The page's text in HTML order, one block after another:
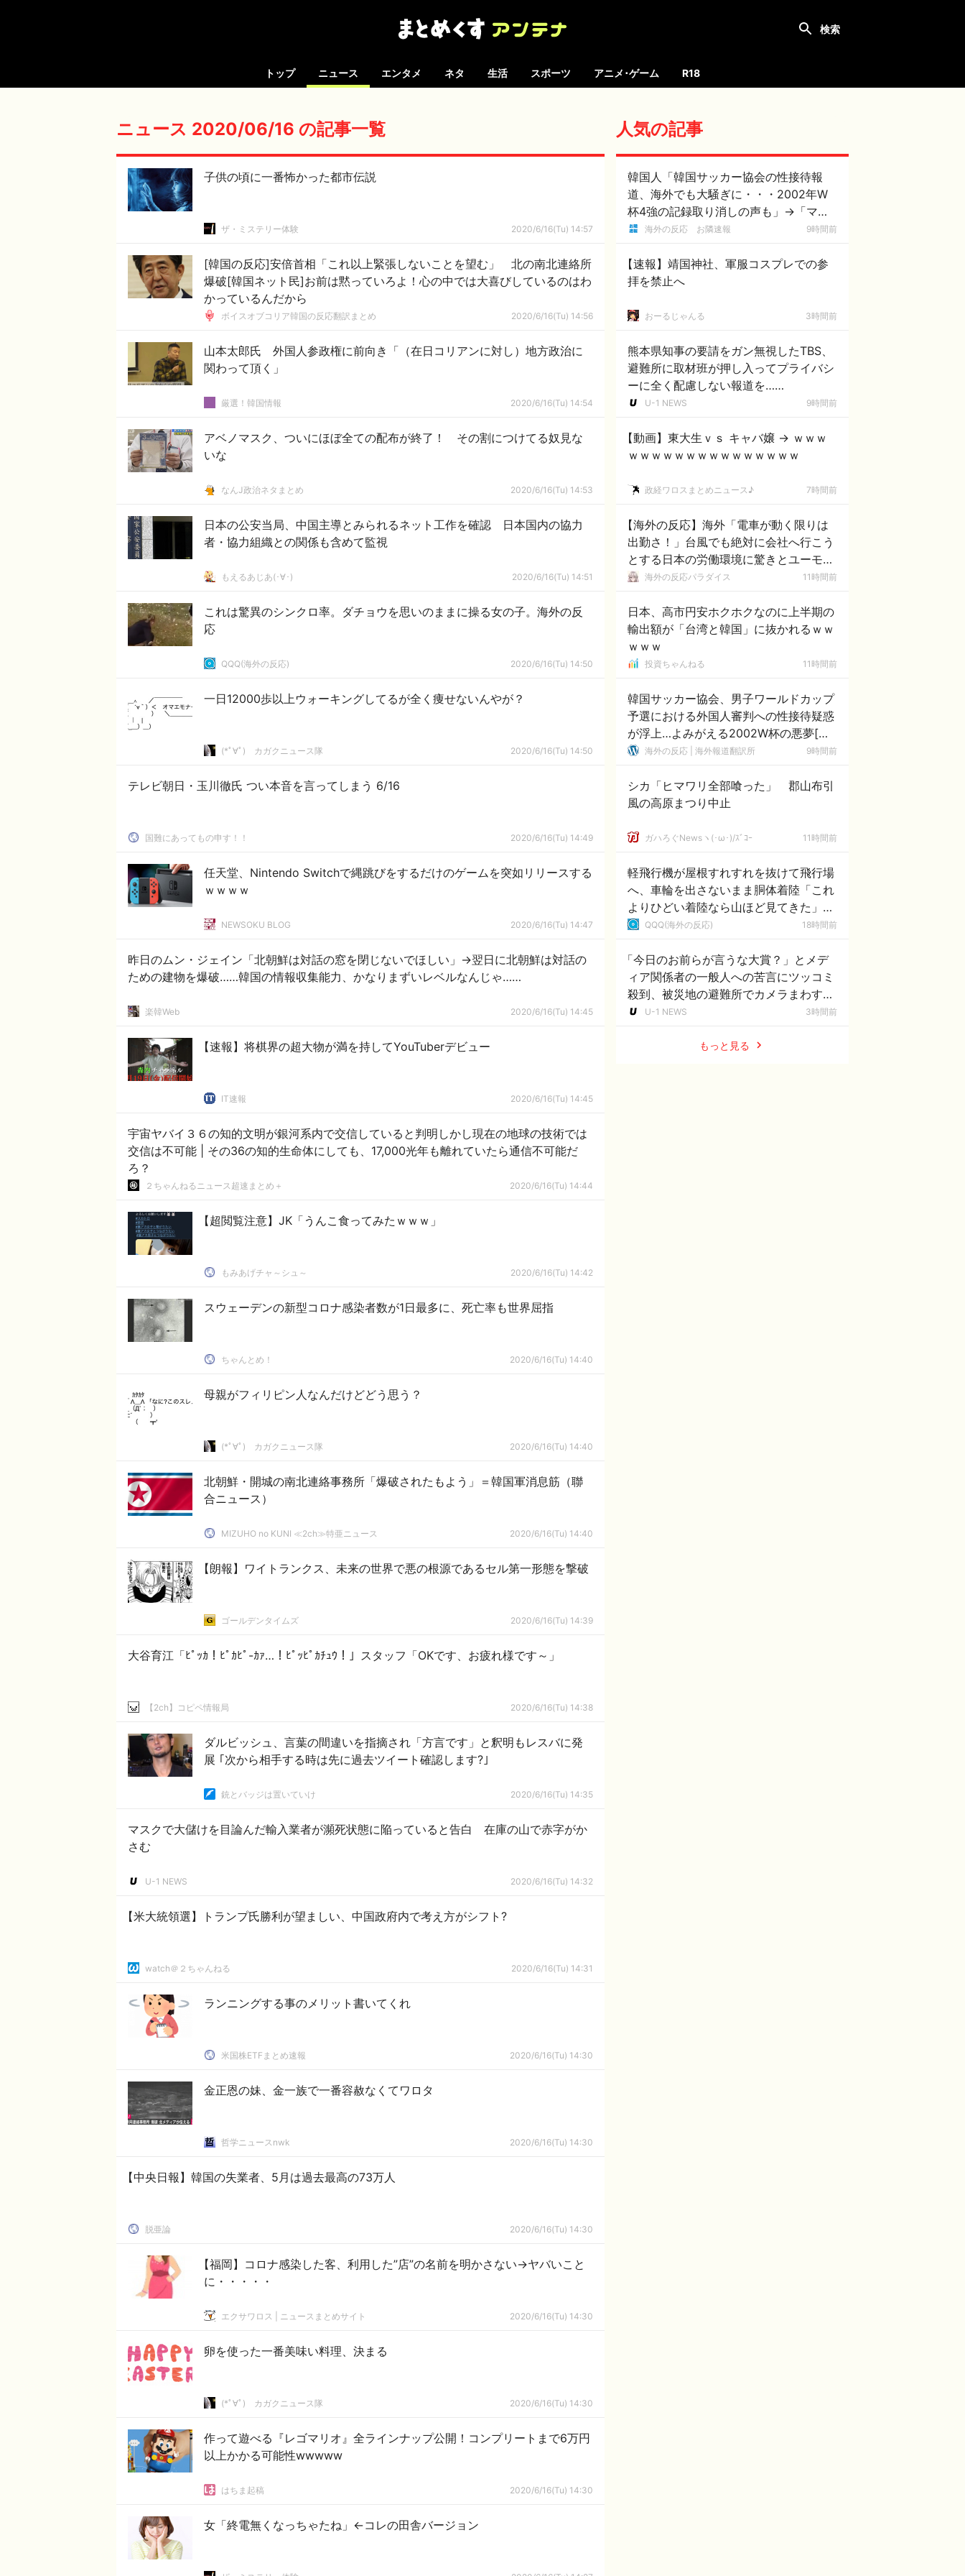
トップ ニュース エンタメ ネタ 生活 スポーツ アニメ･ゲーム R18
ニュース 2020/06/16 の記事一覧
子供の頃に一番怖かった都市伝説
ザ・ミステリー体験 2020/6/16(Tu) 14:57
[韓国の反応]安倍首相「これ以上緊張しないことを望む」 北の南北連絡所
爆破[韓国ネット民]お前は黙っていろよ！心の中では大喜びしているのはわ
かっているんだから
ボイスオブコリア韓国の反応翻訳まとめ 2020/6/16(Tu) 14:56
山本太郎氏 外国人参政権に前向き「（在日コリアンに対し）地方政治に
関わって頂く」
厳選！韓国情報 2020/6/16(Tu) 14:54
アベノマスク、ついにほぼ全ての配布が終了！ その割につけてる奴見な
いな
なんJ政治ネタまとめ 2020/6/16(Tu) 14:53
日本の公安当局、中国主導とみられるネット工作を確認 日本国内の協力
者・協力組織との関係も含めて監視
もえるあじあ(･∀･) 2020/6/16(Tu) 14:51
これは驚異のシンクロ率。ダチョウを思いのままに操る女の子。海外の反
応
QQQ(海外の反応) 2020/6/16(Tu) 14:50
一日12000歩以上ウォーキングしてるが全く痩せないんやが？
(*ﾟ∀ﾟ)ゞカガクニュース隊 2020/6/16(Tu) 14:50
テレビ朝日・玉川徹氏 つい本音を言ってしまう 6/16
国難にあってもの申す！！ 2020/6/16(Tu) 14:49
任天堂、Nintendo Switchで縄跳びをするだけのゲームを突如リリースする
ｗｗｗｗ
NEWSOKU BLOG 2020/6/16(Tu) 14:47
昨日のムン・ジェイン「北朝鮮は対話の窓を閉じないでほしい」→翌日に北朝鮮は対話の
ための建物を爆破……韓国の情報収集能力、かなりまずいレベルなんじゃ……
楽韓Web 2020/6/16(Tu) 14:45
【速報】将棋界の超大物が満を持してYouTuberデビュー
IT速報 2020/6/16(Tu) 14:45
宇宙ヤバイ３６の知的文明が銀河系内で交信していると判明しかし現在の地球の技術では
交信は不可能 | その36の知的生命体にしても、17,000光年も離れていたら通信不可能だ
ろ？
２ちゃんねるニュース超速まとめ＋ 2020/6/16(Tu) 14:44
【超閲覧注意】JK「うんこ食ってみたｗｗｗ」
もみあげチャ～シュ～ 2020/6/16(Tu) 14:42
スウェーデンの新型コロナ感染者数が1日最多に、死亡率も世界屈指
ちゃんとめ！ 2020/6/16(Tu) 14:40
母親がフィリピン人なんだけどどう思う？
(*ﾟ∀ﾟ)ゞカガクニュース隊 2020/6/16(Tu) 14:40
北朝鮮・開城の南北連絡事務所「爆破されたもよう」＝韓国軍消息筋（聯
合ニュース）
MIZUHO no KUNI ≪2ch≫特亜ニュース 2020/6/16(Tu) 14:40
【朗報】ワイトランクス、未来の世界で悪の根源であるセル第一形態を撃破
ゴールデンタイムズ 2020/6/16(Tu) 14:39
大谷育江「ﾋﾟｯｶ！ﾋﾟｶﾋﾟ-ｶｧ…！ﾋﾟｯﾋﾟｶﾁｭｳ！」スタッフ「OKです、お疲れ様です～」
【2ch】コピペ情報局 2020/6/16(Tu) 14:38
ダルビッシュ、言葉の間違いを指摘され「方言です」と釈明もレスバに発
展 ｢次から相手する時は先に過去ツイート確認します?｣
銃とバッジは置いていけ 2020/6/16(Tu) 14:35
マスクで大儲けを目論んだ輸入業者が瀕死状態に陥っていると告白 在庫の山で赤字がか
さむ
U-1 NEWS 2020/6/16(Tu) 14:32
【米大統領選】トランプ氏勝利が望ましい、中国政府内で考え方がシフト?
watch＠２ちゃんねる 2020/6/16(Tu) 14:31
ランニングする事のメリット書いてくれ
米国株ETFまとめ速報 2020/6/16(Tu) 14:30
金正恩の妹、金一族で一番容赦なくてワロタ
哲学ニュースnwk 2020/6/16(Tu) 14:30
【中央日報】韓国の失業者、5月は過去最高の73万人
脱亜論 2020/6/16(Tu) 14:30
【福岡】コロナ感染した客、利用した”店”の名前を明かさない→ヤバいこと
に・・・・・
エクサワロス | ニュースまとめサイト 2020/6/16(Tu) 14:30
卵を使った一番美味い料理、決まる
(*ﾟ∀ﾟ)ゞカガクニュース隊 2020/6/16(Tu) 14:30
作って遊べる『レゴマリオ』全ラインナップ公開！コンプリートまで6万円
以上かかる可能性wwwww
はちま起稿 2020/6/16(Tu) 14:30
女「終電無くなっちゃたね」←コレの田舎バージョン
人気の記事
韓国人「韓国サッカー協会の性接待報
道、海外でも大騒ぎに・・・2002年W
杯4強の記録取り消しの声も」→「マジ
で国の恥だ」「2002年まで疑う価値が
ー選手が足で蹴り飛ばすね」
海外の反応 お隣速報 9時間前
【速報】靖国神社、軍服コスプレでの参
拝を禁止へ
おーるじゃんる 3時間前
熊本県知事の要請をガン無視したTBS、
避難所に取材班が押し入ってプライバシ
ーに全く配慮しない報道を……
U-1 NEWS 9時間前
【動画】東大生ｖｓ キャバ嬢 → ｗｗｗ
ｗｗｗｗｗｗｗｗｗｗｗｗｗｗｗ
政経ワロスまとめニュース♪ 7時間前
【海外の反応】海外「電車が動く限りは
出勤さ！」台風でも絶対に会社へ行こう
とする日本の労働環境に驚きとユーモア
溢れる本音を語り合う外国人たち
海外の反応パラダイス 11時間前
日本、高市円安ホクホクなのに上半期の
輸出額が「台湾と韓国」に抜かれるｗｗ
ｗｗｗ
投資ちゃんねる 11時間前
韓国サッカー協会、男子ワールドカップ
予選における外国人審判への性接待疑惑
が浮上…よみがえる2002W杯の悪夢[海
外の反応]
海外の反応 | 海外報道翻訳所 9時間前
シカ「ヒマワリ全部喰った」 郡山布引
風の高原まつり中止
ガハろぐNewsヽ(･ω･)/ｽﾞｺｰ 11時間前
軽飛行機が屋根すれすれを抜けて飛行場
へ、車輪を出さないまま胴体着陸「これ
よりひどい着陸なら山ほど見てきた」
【海外の反応】
QQQ(海外の反応) 18時間前
「今日のお前らが言うな大賞？」とメデ
ィア関係者の一般人への苦言にツッコミ
殺到、被災地の避難所でカメラまわすの
は……U-1 NEWS 3時間前
もっと見る